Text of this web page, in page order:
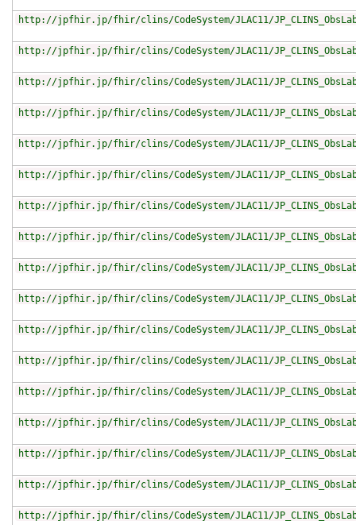
http://jpfhir.jp/fhir/clins/CodeSystem/JLAC11/
http://jpfhir.jp/fhir/clins/CodeSystem/JLAC11/
http://jpfhir.jp/fhir/clins/CodeSystem/JLAC11/
http://jpfhir.jp/fhir/clins/CodeSystem/JLAC11/
http://jpfhir.jp/fhir/clins/CodeSystem/JLAC11/
http://jpfhir.jp/fhir/clins/CodeSystem/JLAC11/
http://jpfhir.jp/fhir/clins/CodeSystem/JLAC11/
http://jpfhir.jp/fhir/clins/CodeSystem/JLAC11/
http://jpfhir.jp/fhir/clins/CodeSystem/JLAC11/
http://jpfhir.jp/fhir/clins/CodeSystem/JLAC11/
http://jpfhir.jp/fhir/clins/CodeSystem/JLAC11/
http://jpfhir.jp/fhir/clins/CodeSystem/JLAC11/
http://jpfhir.jp/fhir/clins/CodeSystem/JLAC11/
http://jpfhir.jp/fhir/clins/CodeSystem/JLAC11/
http://jpfhir.jp/fhir/clins/CodeSystem/JLAC11/
http://jpfhir.jp/fhir/clins/CodeSystem/JLAC11/
http://jpfhir.jp/fhir/clins/CodeSystem/JLAC11/